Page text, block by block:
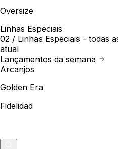
Oversize
Linhas Especiais
02 / Linhas Especiais - todas
atual
Lançamentos da semana
Arcanjos
Golden Era
Fidelidad